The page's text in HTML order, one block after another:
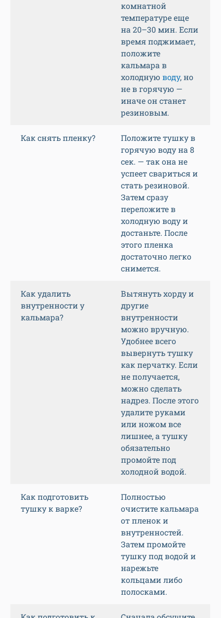
комнатной
температуре еще
на 20–30 мин. Если
время поджимает,
положите
кальмара в
холодную воду, но
не в горячую —
иначе он станет
резиновым.
Как снять пленку?
Положите тушку в
горячую воду на 8
сек. — так она не
успеет свариться и
стать резиновой.
Затем сразу
переложите в
холодную воду и
достаньте. После
этого пленка
достаточно легко
снимется.
Как удалить
внутренности у
кальмара?
Вытянуть хорду и
другие
внутренности
можно вручную.
Удобнее всего
вывернуть тушку
как перчатку. Если
не получается,
можно сделать
надрез. После этого
удалите руками
или ножом все
лишнее, а тушку
обязательно
промойте под
холодной водой.
Как подготовить
тушку к варке?
Полностью
очистите кальмара
от пленок и
внутренностей.
Затем промойте
тушку под водой и
нарежьте
кольцами либо
полосками.